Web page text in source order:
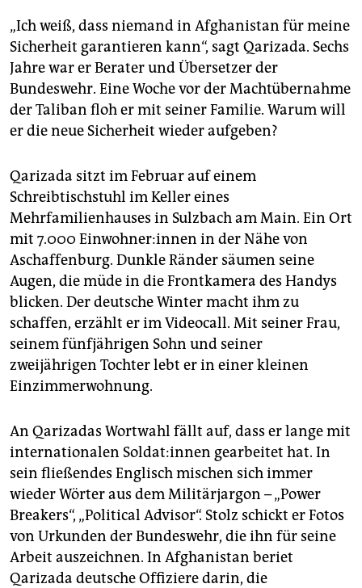
„Ich weiß, dass niemand in Afghanistan für meine
Sicherheit garantieren kann“, sagt Qarizada. Sechs
Jahre war er Berater und Übersetzer der
Bundeswehr. Eine Woche vor der Machtübernahme
der Taliban floh er mit seiner Familie. Warum will
er die neue Sicherheit wieder aufgeben?
Qarizada sitzt im Februar auf einem
Schreibtischstuhl im Keller eines
Mehrfamilienhauses in Sulzbach am Main. Ein Ort
mit 7.000 Ein­woh­ne­r:in­nen in der Nähe von
Aschaffenburg. Dunkle Ränder säumen seine
Augen, die müde in die Frontkamera des Handys
blicken. Der deutsche Winter macht ihm zu
schaffen, erzählt er im Videocall. Mit seiner Frau,
seinem fünfjährigen Sohn und seiner
zweijährigen Tochter lebt er in einer kleinen
Einzimmerwohnung.
An Qarizadas Wortwahl fällt auf, dass er lange mit
interna­tio­nalen Sol­da­t:in­nen gearbeitet hat. In
sein fließendes Englisch mischen sich immer
wieder Wörter aus dem Militärjargon – „Power
Breakers“, „Political Advisor“. Stolz schickt er Fotos
von Urkunden der Bundeswehr, die ihn für seine
Arbeit auszeichnen. In Afghanistan beriet
Qarizada deutsche Offiziere darin, die